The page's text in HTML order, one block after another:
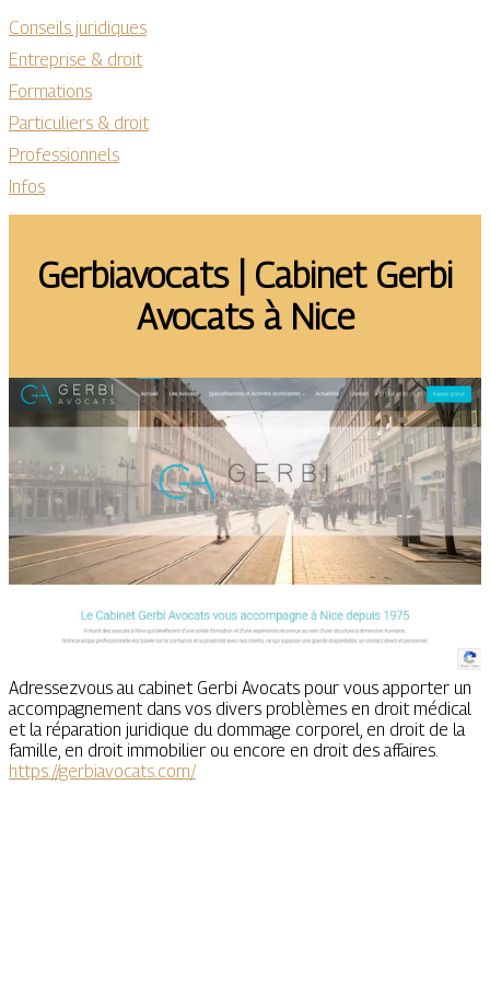
Conseils juridiques
Entreprise & droit
Formations
Particuliers & droit
Professionnels
Infos
Gerbiavocats | Cabinet Gerbi
Avocats à Nice
Adressezvous au cabinet Gerbi Avocats pour vous apporter un
accompagnement dans vos divers problèmes en droit médical
et la réparation juridique du dommage corporel, en droit de la
famille, en droit immobilier ou encore en droit des affaires.
https://gerbiavocats.com/